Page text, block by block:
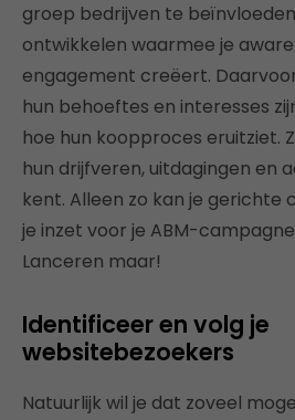
groep bedrijven te
ontwikkelen waarmee je
engagement creëert.
hun behoeftes en interesses
hoe hun koopproces eruitziet.
hun drijfveren, uitdagingen en
kent. Alleen zo kan je gerichte
je inzet voor je ABM-
Lanceren maar!
Identificeer en volg je
websitebezoekers
Natuurlijk wil je dat zoveel